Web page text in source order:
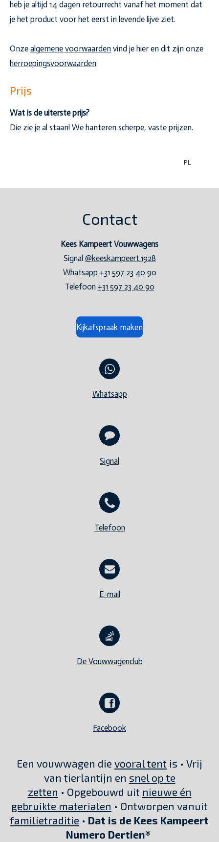
heb je altijd 14 dagen retourrecht vanaf het moment dat
je het product voor het eerst in levende lijve ziet.
Onze algemene voorwaarden vind je hier en dit zijn onze
herroepingsvoorwaarden.
Prijs
Wat is de uiterste prijs?
Die zie je al staan! We hanteren scherpe, vaste prijzen.
PL
Contact
Kees Kampeert Vouwwagens
Signal @keeskampeert.1928
Whatsapp +31 597 23 40 90
Telefoon +31 597 23 40 90
Kijkafspraak maken
Whatsapp
Signal
Telefoon
E-mail
De Vouwwagenclub
Facebook
Een vouwwagen die vooral tent is • Vrij
van tierlantijn en snel op te
zetten • Opgebouwd uit nieuwe én
gebruikte materialen • Ontworpen vanuit
familietraditie • Dat is de Kees Kampeert
Numero Dertien®